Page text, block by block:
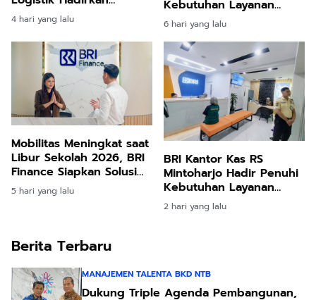
Logistik yang Lebih
Ramah Lingkungan
4 hari yang lalu
Kebutuhan Layanan
Perbankan di
Lingkungan Rumah Sakit
6 hari yang lalu
Mobilitas Meningkat saat
Libur Sekolah 2026, BRI
Finance Siapkan Solusi
Dana Tunai
5 hari yang lalu
BRI Kantor Kas RS
Mintoharjo Hadir Penuhi
Kebutuhan Layanan
Perbankan Pengelola,
Karyawan, Pasien, dan
2 hari yang lalu
Berita Terbaru
MANAJEMEN TALENTA BKD NTB
Dukung Triple Agenda Pembangunan,